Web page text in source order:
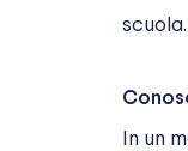
scuola.
In un